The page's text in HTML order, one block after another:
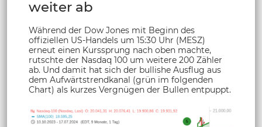
weiter ab
Während der Dow Jones mit Beginn des
offiziellen US-Handels um 15:30 Uhr (MESZ)
erneut einen Kurssprung nach oben machte,
rutschte der Nasdaq 100 um weitere 200 Zähler
ab. Und damit hat sich der bullishe Ausflug aus
dem Aufwärtstrendkanal (grün im folgenden
Chart) als kurzes Vergnügen der Bullen entpuppt.